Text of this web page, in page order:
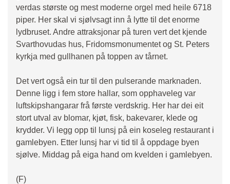
verdas største og mest moderne orgel med heile 6718
piper. Her skal vi sjølvsagt inn å lytte til det enorme
lydbruset. Andre attraksjonar på turen vert det kjende
Svarthovudas hus, Fridomsmonumentet og St. Peters
kyrkja med gullhanen på toppen av tårnet.
Det vert også ein tur til den pulserande marknaden.
Denne ligg i fem store hallar, som opphaveleg var
luftskipshangarar frå første verdskrig. Her har dei eit
stort utval av blomar, kjøt, fisk, bakevarer, klede og
krydder. Vi legg opp til lunsj på ein koseleg restaurant i
gamlebyen. Etter lunsj har vi tid til å oppdage byen
sjølve. Middag på eiga hand om kvelden i gamlebyen.
(F)